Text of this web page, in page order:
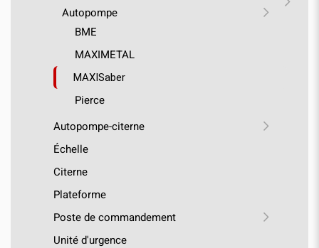
Autopompe
BME
MAXIMETAL
MAXISaber
Pierce
Autopompe-citerne
Échelle
Citerne
Plateforme
Poste de commandement
Unité d'urgence